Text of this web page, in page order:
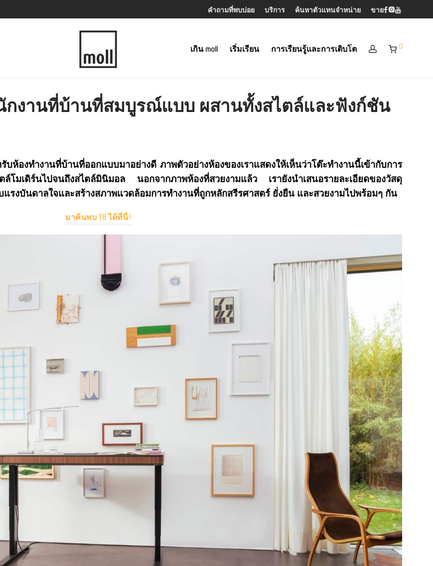
คำถามที่พบบ่อย บริการ ค้นหาตัวแทนจำหน่าย ขาย
เกิน moll เริ่มเรียน การเรียนรู้และการเติบโต 0
นักงานที่บ้านที่สมบูรณ์แบบ ผสานทั้งสไตล์และฟังก์ชัน
ห้องทำงานที่บ้านที่ออกแบบมาอย่างดี ภาพตัวอย่างห้องของเราแสดงให้เห็นว่าโต๊ะทำงานนี้เข้ากับการ
โมเดิร์นไปจนถึงสไตล์มินิมอล นอกจากภาพห้องที่สวยงามแล้ว เรายังนำเสนอรายละเอียดของวัสดุ
งบันดาลใจและสร้างสภาพแวดล้อมการทำงานที่ถูกหลักสรีรศาสตร์ ยั่งยืน และสวยงามไปพร้อมๆ กัน
มาค้นพบ T8 ได้ที่นี่!